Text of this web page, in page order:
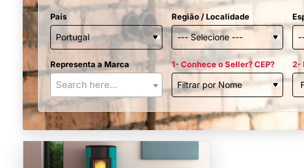
País Região / Localidade
Representa a Marca
Search here...
1- Conhece o Seller? CEP? 2-